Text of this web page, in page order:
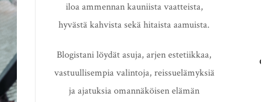
iloa ammennan kauniista vaatteista,
hyvästä kahvista sekä hitaista aamuista.
Blogistani löydät asuja, arjen estetiikkaa,
vastuullisempia valintoja, reissuelämyksiä
ja ajatuksia omannäköisen elämän